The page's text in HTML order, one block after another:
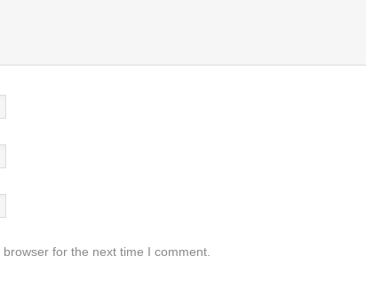
for the next time I comment.